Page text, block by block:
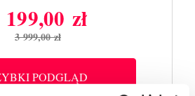
Cena
podstawowa
3 999,00 zł
Cena zł
PODGLĄD